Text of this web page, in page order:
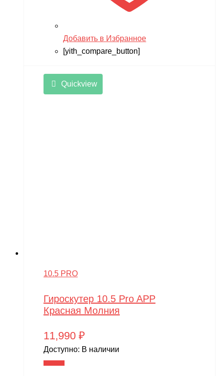
Добавить в Избранное
[yith_compare_button]
Quickview
10.5 PRO
Гироскутер 10.5 Pro APP
Красная Молния
11,990 ₽
Доступно: В наличии